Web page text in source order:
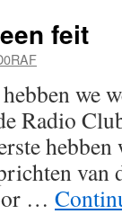
feit
we
Radio
van
…